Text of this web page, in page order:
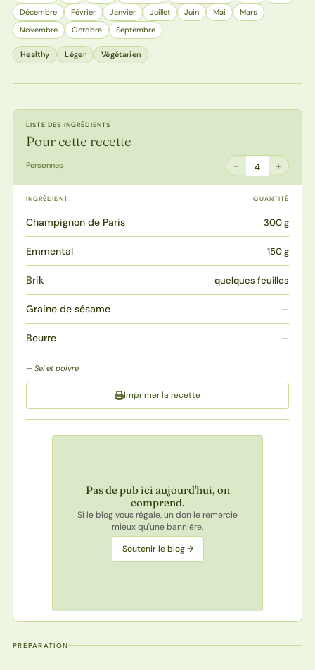
Décembre
Février Janvier Juillet Juin Mai
Mars
Novembre
Octobre Septembre
Healthy Léger Végétarien
LISTE DES INGRÉDIENTS
Pour cette recette
Personnes − 4 +
INGRÉDIENT QUANTITÉ
Champignon de Paris 300 g
Emmental 150 g
Brik quelques feuilles
Graine de sésame —
Beurre —
Sel et poivre
Imprimer la recette
Pas de pub ici aujourd'hui, on
comprend.
Si le blog vous régale, un don le remercie
mieux qu'une bannière.
Soutenir le blog →
PRÉPARATION